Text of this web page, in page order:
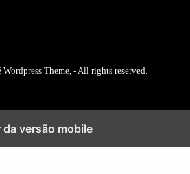
Theme, - All rights reserved.
da versão mobile